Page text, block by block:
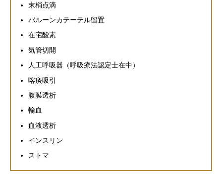
末梢点滴
バルーンカテーテル留置
在宅酸素
気管切開
人工呼吸器（呼吸療法認定士在中）
喀痰吸引
腹膜透析
輸血
血液透析
インスリン
ストマ